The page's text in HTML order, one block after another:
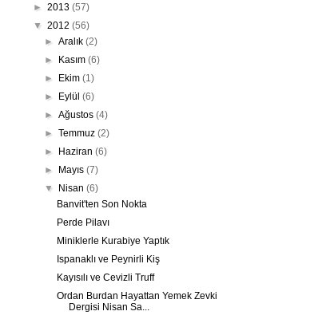
► 2013 (57)
▼ 2012 (56)
►Aralık(2)
► Kasım(6)
► Ekim(1)
► Eylül(6)
►Ağustos(4)
►Temmuz(2)
► Haziran(6)
► Mayıs(7)
▼ Nisan(6)
Banvit'ten Son Nokta
Perde Pilavı
Miniklerle Kurabiye Yaptık
Ispanaklı ve Peynirli Kiş
Kayısılı ve Cevizli Truff
Ordan Burdan Hayattan Yemek Zevki
Dergisi Nisan Sa...